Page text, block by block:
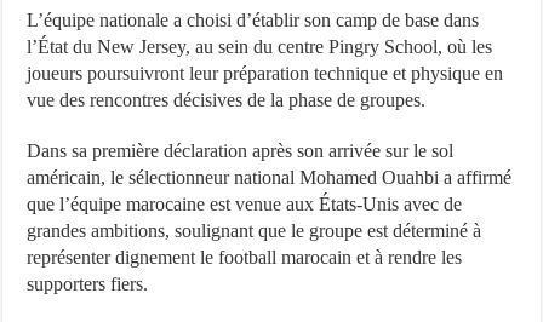
L’équipe nationale a choisi d’établir son camp de base dans
l’État du New Jersey, au sein du centre Pingry School, où les
joueurs poursuivront leur préparation technique et physique en
vue des rencontres décisives de la phase de groupes.
Dans sa première déclaration après son arrivée sur le sol
américain, le sélectionneur national Mohamed Ouahbi a affirmé
que l’équipe marocaine est venue aux États-Unis avec de
grandes ambitions, soulignant que le groupe est déterminé à
représenter dignement le football marocain et à rendre les
supporters fiers.